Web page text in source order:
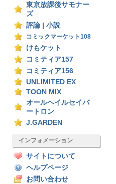
東京放課後サモナー
ズ
評論
小説
コミックマーケット108
けもケット
コミティア157
コミティア156
UNLIMITED EX
TOON MIX
オールヘイルセイバ
ートロン
J.GARDEN
インフォメーション
サイトについて
ヘルプページ
お問い合わせ